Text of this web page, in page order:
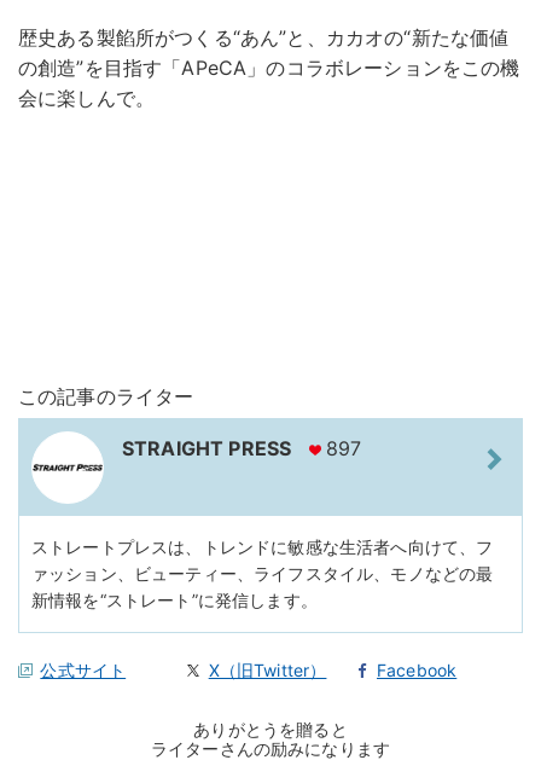
歴史ある製餡所がつくる“あん”と、カカオの“新たな価値
の創造”を目指す「APeCA」のコラボレーションをこの機
会に楽しんで。
この記事のライター
STRAIGHT PRESS 897
ストレートプレスは、トレンドに敏感な生活者へ向けて、フ
ァッション、ビューティー、ライフスタイル、モノなどの最
新情報を“ストレート”に発信します。
公式サイト X（旧Twitter） Facebook
ありがとうを贈ると
ライターさんの励みになります